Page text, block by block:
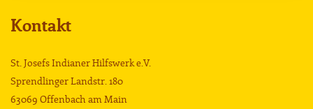
Kontakt
St. Josefs Indianer Hilfswerk e.V.
Sprendlinger Landstr. 180
63069 Offenbach am Main